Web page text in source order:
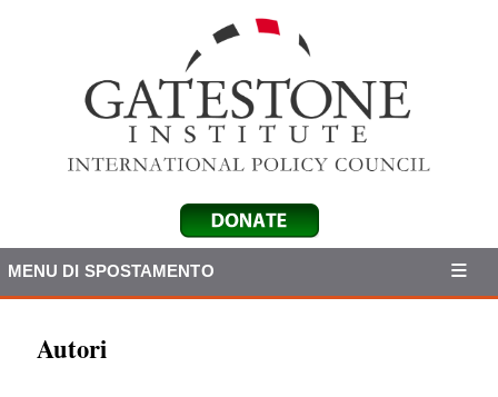
MENU DI SPOSTAMENTO
Autori